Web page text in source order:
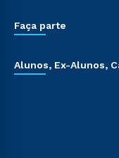
Faça parte
Alunos, Ex-Alunos,